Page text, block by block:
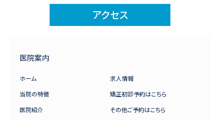
アクセス
医院案内
ホーム
当院の特徴
医院紹介
求人情報
矯正初診予約はこちら
その他ご予約はこちら